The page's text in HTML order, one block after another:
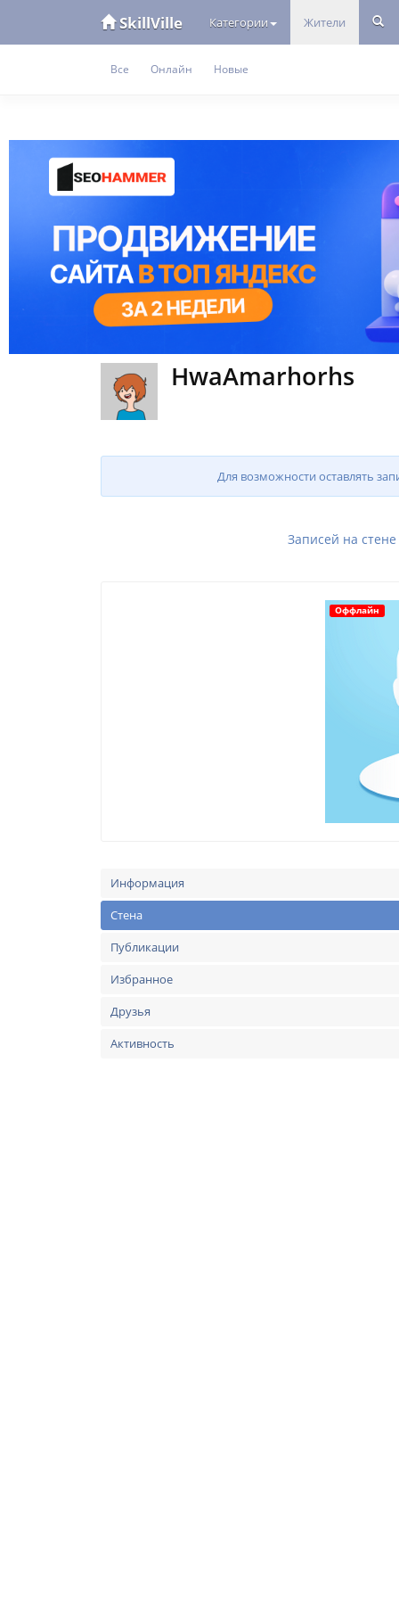
SkillVille Категории Жители
Все Онлайн Новые
HwaAmarhorhs
Для возможности оставлять
Записей на
Оффлайн
Информация
Стена
Публикации
Избранное
Друзья
Активность